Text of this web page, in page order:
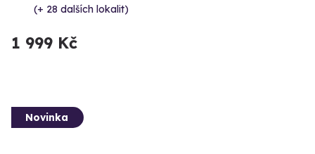
(+ 28 dalších lokalit)
1 999 Kč
Novinka